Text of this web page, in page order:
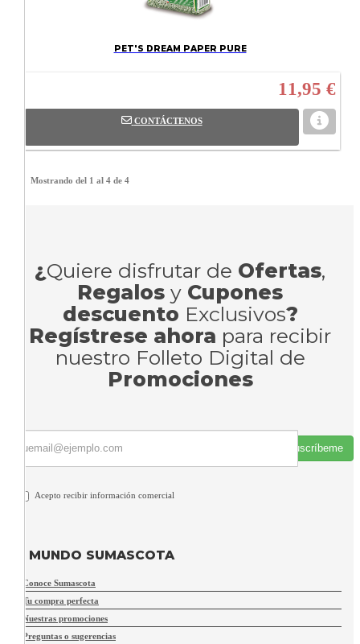
PET'S DREAM PAPER PURE
11,95 €
CONTÁCTENOS
Mostrando del 1 al 4 de 4
¿Quiere disfrutar de Ofertas,
Regalos y Cupones
descuento Exclusivos?
Regístrese ahora para recibir
nuestro Folleto Digital de
Promociones
Suscríbeme
Acepto recibir información comercial
MUNDO SUMASCOTA
Conoce Sumascota
Tu compra perfecta
Nuestras promociones
Preguntas o sugerencias